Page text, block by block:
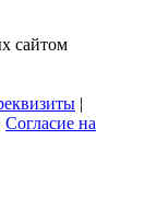
сайтом
|
Согласие на